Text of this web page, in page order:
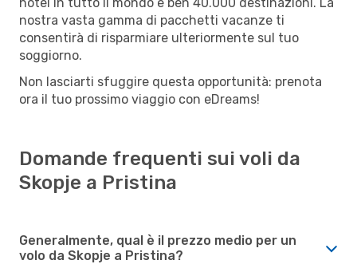
nostra vasta gamma di pacchetti vacanze ti
consentirà di risparmiare ulteriormente sul tuo
soggiorno.
Non lasciarti sfuggire questa opportunità: prenota
ora il tuo prossimo viaggio con eDreams!
Domande frequenti sui voli da
Skopje a Pristina
Generalmente, qual è il prezzo medio per un
volo da Skopje a Pristina?